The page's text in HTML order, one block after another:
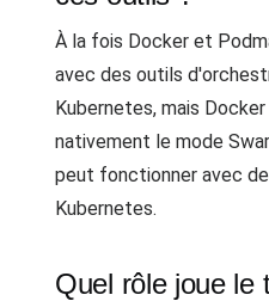
À la fois Docker et
avec des outils
Kubernetes, mais
nativement le mode
peut fonctionner avec
Kubernetes.
Quel rôle joue le